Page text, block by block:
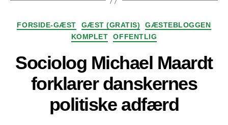
Kategorier
FORSIDE-GÆST GÆST (GRATIS)
GÆSTEBLOGGEN
KOMPLET
OFFENTLIG
Sociolog Michael Maardt
forklarer danskernes
politiske adfærd